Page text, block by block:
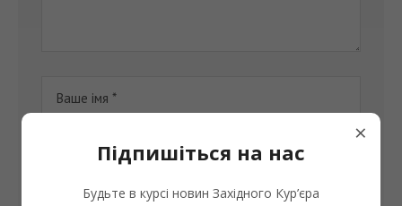
×
Підпишіться на нас
Будьте в курсі новин Західного Кур’єра